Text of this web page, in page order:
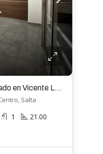
Oficina en alquiler ubicado en Vicente Lopez 447
Salta
1 21.00